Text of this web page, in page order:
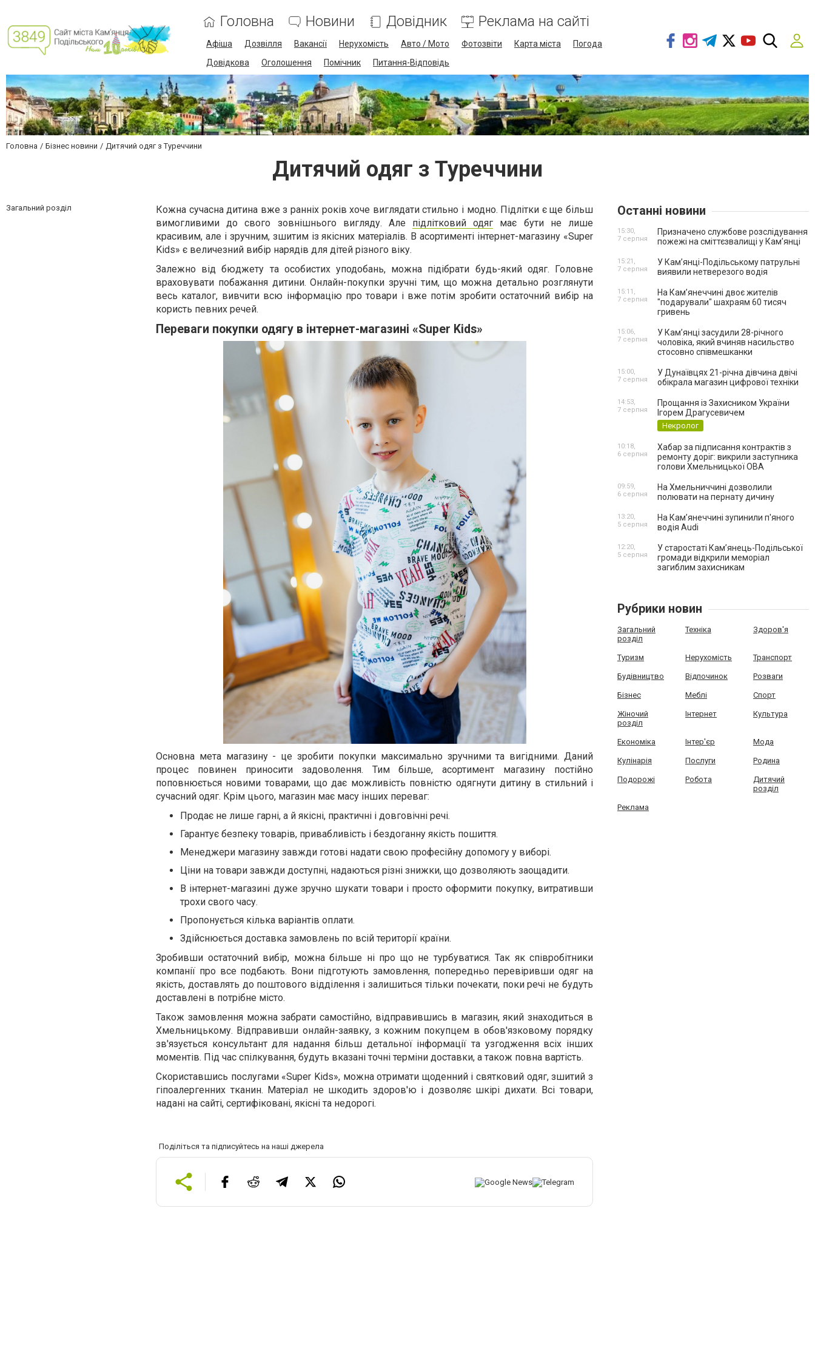
Головна Новини Довідник Реклама на сайті
Афіша Дозвілля Вакансії Нерухомість Авто / Мото Фотозвіти Карта міста
Погода
Довідкова
Оголошення Помічник Питання-Відповідь
Головна Бізнес новини Дитячий одяг з Туреччини
Дитячий одяг з Туреччини
Загальний розділ
Кожна сучасна дитина вже з ранніх років хоче виглядати стильно і модно. Підлітки є ще більш
вимогливими до свого зовнішнього вигляду. Але підлітковий одяг має бути не лише
красивим, але і зручним, зшитим із якісних матеріалів. В асортименті інтернет-магазину «Super
Kids» є величезний вибір нарядів для дітей різного віку.
Залежно від бюджету та особистих уподобань, можна підібрати будь-який одяг. Головне
враховувати побажання дитини. Онлайн-покупки зручні тим, що можна детально розглянути
весь каталог, вивчити всю інформацію про товари і вже потім зробити остаточний вибір на
користь певних речей.
Переваги покупки одягу в інтернет-магазині «Super Kids»
Основна мета магазину - це зробити покупки максимально зручними та вигідними. Даний
процес повинен приносити задоволення. Тим більше, асортимент магазину постійно
поповнюється новими товарами, що дає можливість повністю одягнути дитину в стильний і
сучасний одяг. Крім цього, магазин має масу інших переваг:
Продає не лише гарні, а й якісні, практичні і довговічні речі.
Гарантує безпеку товарів, привабливість і бездоганну якість пошиття.
Менеджери магазину завжди готові надати свою професійну допомогу у виборі.
Ціни на товари завжди доступні, надаються різні знижки, що дозволяють заощадити.
В інтернет-магазині дуже зручно шукати товари і просто оформити покупку, витративши
трохи свого часу.
Пропонується кілька варіантів оплати.
Здійснюється доставка замовлень по всій території країни.
Зробивши остаточний вибір, можна більше ні про що не турбуватися. Так як співробітники
компанії про все подбають. Вони підготують замовлення, попередньо перевіривши одяг на
якість, доставлять до поштового відділення і залишиться тільки почекати, поки речі не будуть
доставлені в потрібне місто.
Також замовлення можна забрати самостійно, відправившись в магазин, який знаходиться в
Хмельницькому. Відправивши онлайн-заявку, з кожним покупцем в обов'язковому порядку
зв'язується консультант для надання більш детальної інформації та узгодження всіх інших
моментів. Під час спілкування, будуть вказані точні терміни доставки, а також повна вартість.
Скориставшись послугами «Super Kids», можна отримати щоденний і святковий одяг, зшитий з
гіпоалергенних тканин. Матеріал не шкодить здоров'ю і дозволяє шкірі дихати. Всі товари,
надані на сайті, сертифіковані, якісні та недорогі.
Поділіться та підписуйтесь на наші джерела
Останні новини
Призначено службове розслідування
пожежі на сміттєзвалищі у Кам’янці
15:30,
7 серпня
У Кам’янці-Подільському патрульні
виявили нетверезого водія
15:21,
7 серпня
На Камʼянеччині двоє жителів
"подарували" шахраям 60 тисяч
гривень
15:11,
7 серпня
У Камʼянці засудили 28-річного
чоловіка, який вчиняв насильство
стосовно співмешканки
15:06,
7 серпня
У Дунаївцях 21-річна дівчина двічі
обікрала магазин цифрової техніки
15:00,
7 серпня
Прощання із Захисником України
Ігорем Драгусевичем
Некролог
14:53,
7 серпня
Хабар за підписання контрактів з
ремонту доріг: викрили заступника
голови Хмельницької ОВА
10:18,
6 серпня
На Хмельниччині дозволили
полювати на пернату дичину
09:59,
6 серпня
На Камʼянеччині зупинили п'яного
водія Audi
13:20,
5 серпня
У старостаті Кам’янець-Подільської
громади відкрили меморіал
загиблим захисникам
12:20,
5 серпня
Рубрики новин
Загальний
розділ
Техніка Здоров'я
Туризм Нерухомість Транспорт
Будівництво Відпочинок Розваги
Бізнес Меблі Спорт
Жіночий
розділ
Інтернет Культура
Економіка Інтер'єр Мода
Кулінарія Послуги Родина
Подорожі Робота
Дитячий
розділ
Реклама